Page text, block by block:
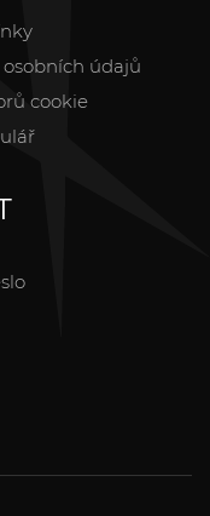
údajů
cookie